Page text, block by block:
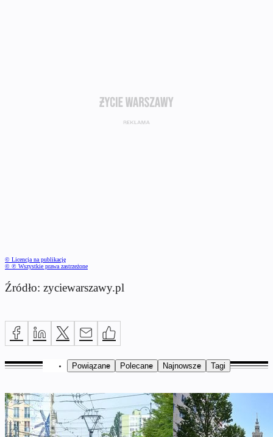
© Licencja na publikację
© ℗ Wszystkie prawa zastrzeżone
Źródło: zyciewarszawy.pl
Powiązane Polecane Najnowsze Tagi